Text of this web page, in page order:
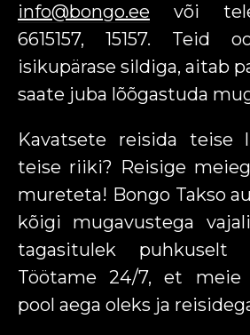
info@bongo.ee või
6615157, 15157. Teid
isikupärase sildiga, aitab
saate juba lõõgastuda
Kavatsete reisida teise
teise riiki? Reisige
mureteta! Bongo Takso
kõigi mugavustega
tagasitulek puhkuselt
Töötame 24/7, et
pool aega oleks ja